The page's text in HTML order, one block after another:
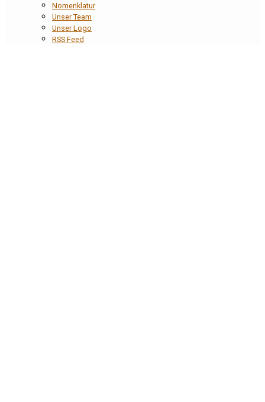
Nomenklatur
Unser Team
Unser Logo
RSS Feed